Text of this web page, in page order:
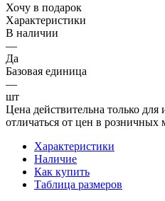
Хочу в подарок
Характеристики
В наличии
—
Да
Базовая единица
—
шт
Цена действительна только
отличаться от цен в розничных
Характеристики
Наличие
Как купить
Таблица размеров